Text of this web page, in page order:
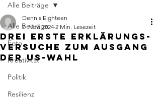
Alle Beiträge
Foto
Kreativität
Politik
Resilienz
Alle Beiträge
Drei erste Erklärungs-
versuche zum Ausgang
der US-Wahl
Dennis Eighteen
7. Nov. 2024 2 Min. Lesezeit